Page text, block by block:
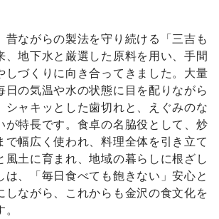
昔ながらの製法を守り続ける「三吉も
、地下水と厳選した原料を用い、手間
しづくりに向き合ってきました。大量
日の気温や水の状態に目を配りながら
シャキッとした歯切れと、えぐみのな
が特長です。食卓の名脇役として、炒
で幅広く使われ、料理全体を引き立て
風土に育まれ、地域の暮らしに根ざし
は、「毎日食べても飽きない」安心と
しながら、これからも金沢の食文化を